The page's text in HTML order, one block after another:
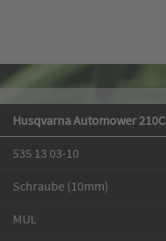
Husqvarna Automower 210C
535 13 03-10
Schraube (10mm)
MUL